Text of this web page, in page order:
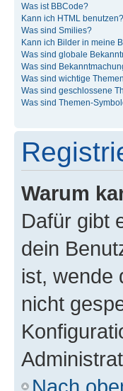
Was ist BBCode?
Kann ich HTML benutzen?
Was sind Smilies?
Kann ich Bilder in meine
Was sind globale
Was sind
Was sind wichtige
Was sind geschlossene
Was sind Themen-
Warum
Dafür gibt
dein
ist, wende
nicht
Nach